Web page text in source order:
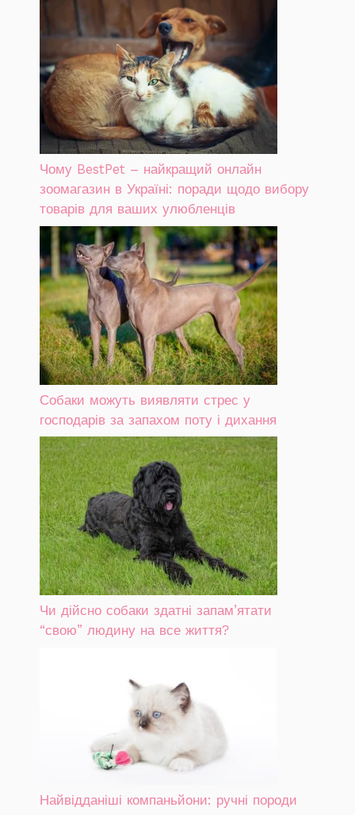
Чому BestPet – найкращий онлайн
зоомагазин в Україні: поради щодо вибору
товарів для ваших улюбленців
Собаки можуть виявляти стрес у
господарів за запахом поту і дихання
Чи дійсно собаки здатні запам’ятати
“свою” людину на все життя?
Найвідданіші компаньйони: ручні породи